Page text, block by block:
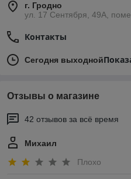
г. Гродно
ул. 17 Сентября, 49А,
Контакты
Сегодня выходной
Отзывы о магазине
42 отзывов за всё время
Михаил
Плохо